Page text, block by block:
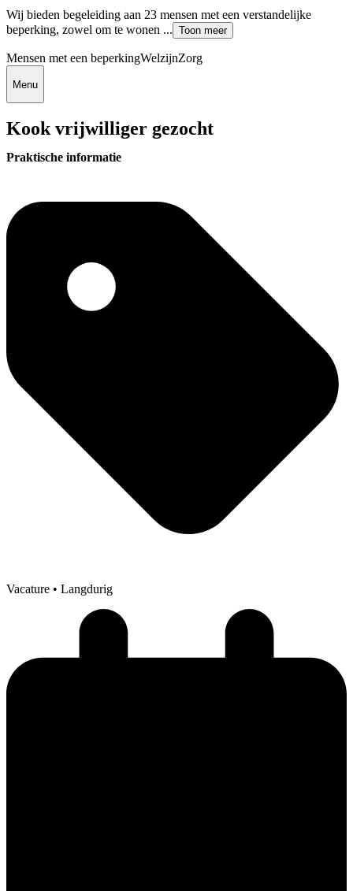
Wij bieden begeleiding aan 23 mensen met een verstandelijke
beperking, zowel om te wonen ... Toon meer
Mensen met een beperkingWelzijnZorg
Menu
Kook vrijwilliger gezocht
Praktische informatie
Vacature • Langdurig